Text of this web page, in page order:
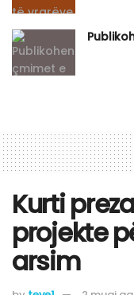
Kurti
projekte
arsim